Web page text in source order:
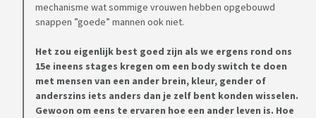
mechanisme wat sommige vrouwen hebben opgebouwd
snappen ”goede” mannen ook niet.
Het zou eigenlijk best goed zijn als we ergens rond ons
15e ineens stages kregen om een body switch te doen
met mensen van een ander brein, kleur, gender of
anderszins iets anders dan je zelf bent konden wisselen.
Gewoon om eens te ervaren hoe een ander leven is. Hoe